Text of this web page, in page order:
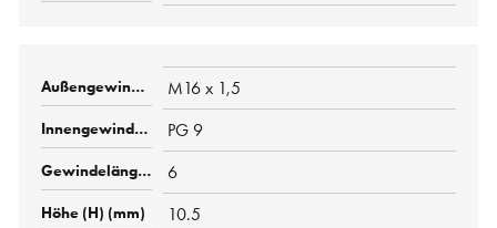
M16 x 1,5
PG 9
6
10.5